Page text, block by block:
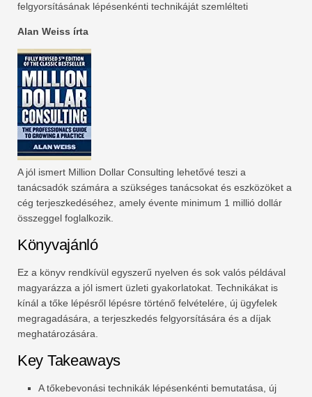
felgyorsításának lépésenkénti technikáját szemlélteti
Alan Weiss írta
A jól ismert Million Dollar Consulting lehetővé teszi a
tanácsadók számára a szükséges tanácsokat és eszközöket a
cég terjeszkedéséhez, amely évente minimum 1 millió dollár
összeggel foglalkozik.
Könyvajánló
Ez a könyv rendkívül egyszerű nyelven és sok valós példával
magyarázza a jól ismert üzleti gyakorlatokat. Technikákat is
kínál a tőke lépésről lépésre történő felvételére, új ügyfelek
megragadására, a terjeszkedés felgyorsítására és a díjak
meghatározására.
Key Takeaways
A tőkebevonási technikák lépésenkénti bemutatása, új